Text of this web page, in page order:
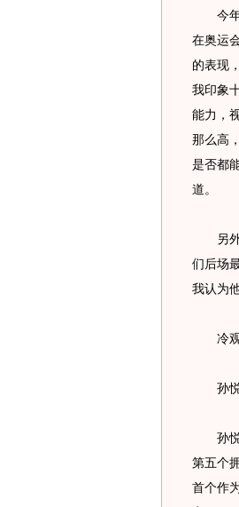
今年
在奥运
的表现
我印象
能力，
那么高
是否都
道。
另外
们后场
我认为
冷观
孙悦
孙悦
第五个
首个作